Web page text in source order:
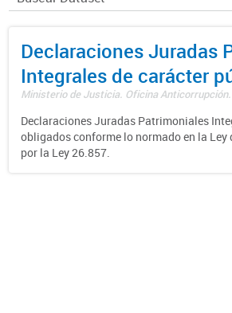
Declaraciones Juradas
Integrales de carácter
Ministerio de Justicia. Oficina Anticorrupción.
Declaraciones Juradas Patrimoniales
obligados conforme lo normado en la
por la Ley 26.857.